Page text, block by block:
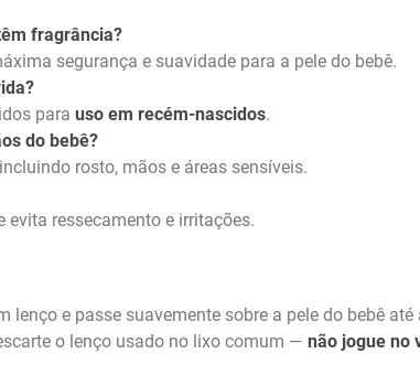
fragrância?
segurança e suavidade para a pele do bebê.
para uso em recém-nascidos.
do bebê?
rosto, mãos e áreas sensíveis.
evita ressecamento e irritações.
lenço e passe suavemente sobre a pele do bebê
o lenço usado no lixo comum — não jogue no